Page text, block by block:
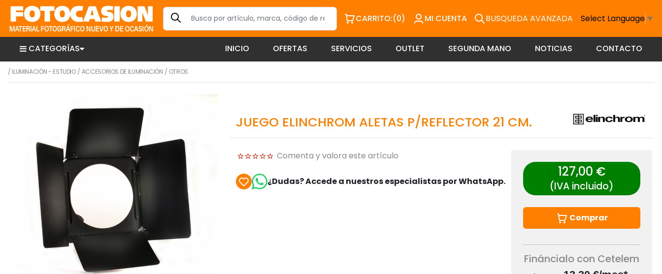
CARRITO:(0) MI CUENTA BUSQUEDA AVANZADA Select Language ▼
CATEGORÍAS INICIO OFERTAS SERVICIOS OUTLET SEGUNDA MANO NOTICIAS CONTACTO
/ ILUMINACIÓN - ESTUDIO/ ACCESORIOS DE ILUMINACIÓN / OTROS
JUEGO ELINCHROM ALETAS P/REFLECTOR 21 CM.
Comenta y valora este artículo
¿Dudas? Accede a nuestros especialistas por WhatsApp.
127,00 €
(IVA incluido)
Comprar
Fináncialo con Cetelem